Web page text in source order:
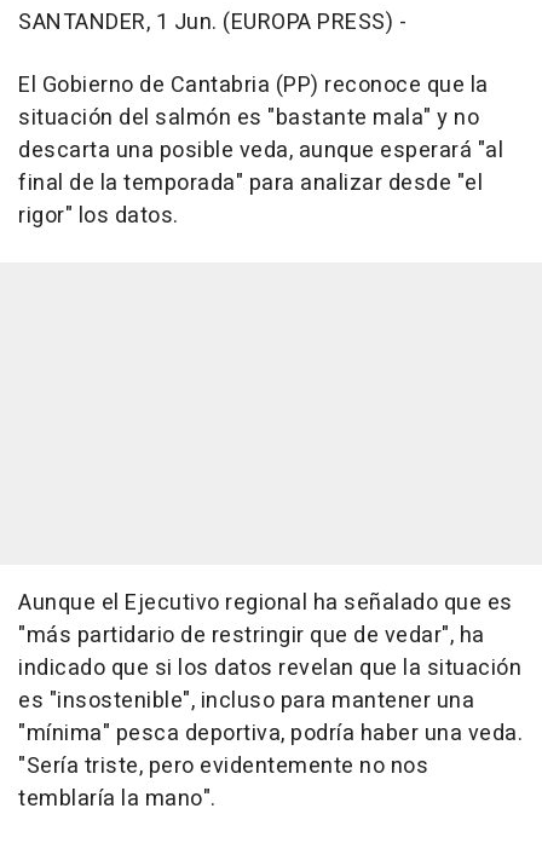
SANTANDER, 1 Jun. (EUROPA PRESS) -
El Gobierno de Cantabria (PP) reconoce que la
situación del salmón es "bastante mala" y no
descarta una posible veda, aunque esperará "al
final de la temporada" para analizar desde "el
rigor" los datos.
Aunque el Ejecutivo regional ha señalado que es
"más partidario de restringir que de vedar", ha
indicado que si los datos revelan que la situación
es "insostenible", incluso para mantener una
"mínima" pesca deportiva, podría haber una veda.
"Sería triste, pero evidentemente no nos
temblaría la mano".